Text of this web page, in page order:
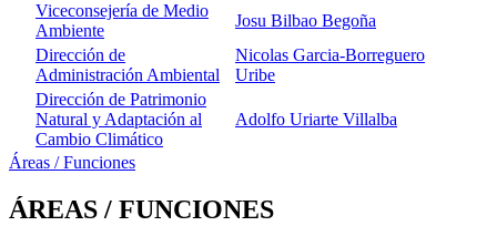
Viceconsejería de Medio
Ambiente
Josu Bilbao Begoña
Dirección de
Administración Ambiental
Nicolas Garcia-Borreguero
Uribe
Dirección de Patrimonio
Natural y Adaptación al
Cambio Climático
Adolfo Uriarte Villalba
Áreas / Funciones
ÁREAS / FUNCIONES